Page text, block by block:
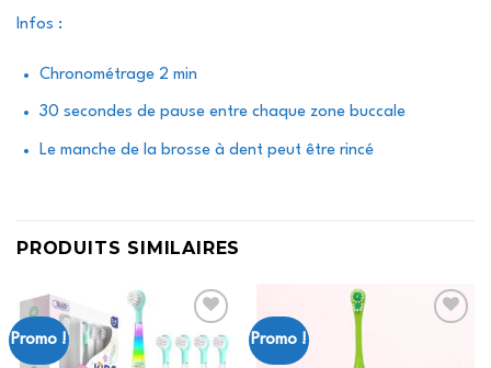
Infos :
Chronométrage 2 min
30 secondes de pause entre chaque zone buccale
Le manche de la brosse à dent peut être rincé
PRODUITS SIMILAIRES
Promo ! Promo !